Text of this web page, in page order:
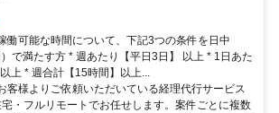
働可能な時間について、下記3つの条件を日中
）で満たす方 * 週あたり【平日3日】 以上 * 1日あた
上 * 週合計【15時間】以上...
客様よりご依頼いただいている経理代行サービス
・フルリモートでお任せします。案件ごとに複数